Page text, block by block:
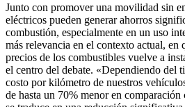
Junto con promover una movilidad sin
eléctricos pueden generar ahorros
combustión, especialmente en un uso
más relevancia en el contexto actual, en
precios de los combustibles vuelve a
el centro del debate. «Dependiendo del
costo por kilómetro de nuestros
de hasta un 70% menor en